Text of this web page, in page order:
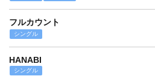
フルカウント
シングル
HANABI
シングル